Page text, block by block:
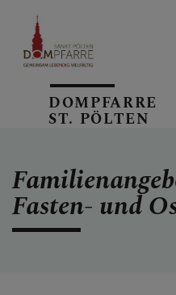
DOMPFARRE
ST. PÖLTEN
Fasten- und